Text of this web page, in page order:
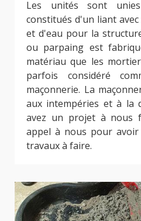
Les unités sont
constitués d'un liant
et d'eau pour la
ou parpaing est
matériau que les
parfois considéré
maçonnerie. La
aux intempéries et à la
avez un projet à nous
appel à nous pour
travaux à faire.